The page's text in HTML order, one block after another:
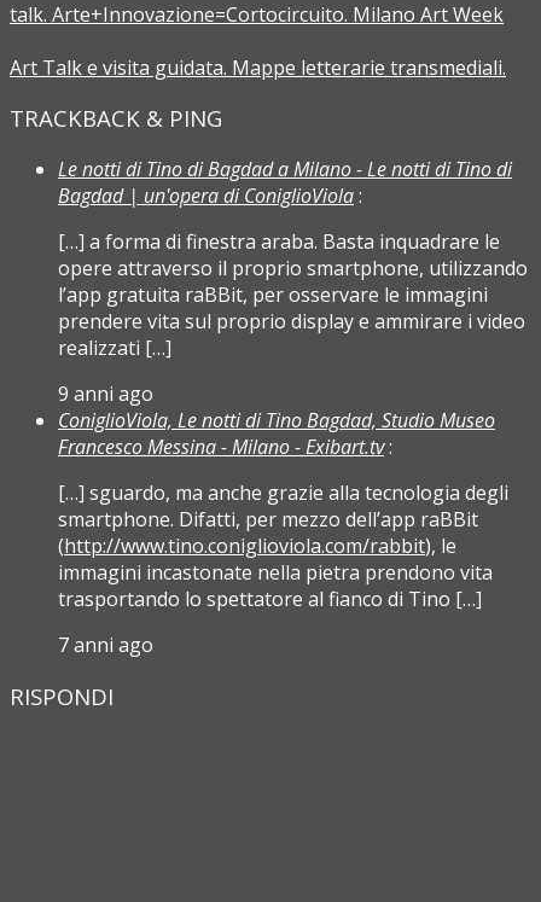
talk. Arte+Innovazione=Cortocircuito. Milano Art Week
Art Talk e visita guidata. Mappe letterarie transmediali.
TRACKBACK & PING
Le notti di Tino di Bagdad a Milano - Le notti di Tino di
Bagdad | un'opera di ConiglioViola:
[…] a forma di finestra araba. Basta inquadrare le
opere attraverso il proprio smartphone, utilizzando
l’app gratuita raBBit, per osservare le immagini
prendere vita sul proprio display e ammirare i video
realizzati […]
9 anni ago
ConiglioViola, Le notti di Tino Bagdad, Studio Museo
Francesco Messina - Milano - Exibart.tv:
[…] sguardo, ma anche grazie alla tecnologia degli
smartphone. Difatti, per mezzo dell’app raBBit
(http://www.tino.coniglioviola.com/rabbit), le
immagini incastonate nella pietra prendono vita
trasportando lo spettatore al fianco di Tino […]
7 anni ago
RISPONDI